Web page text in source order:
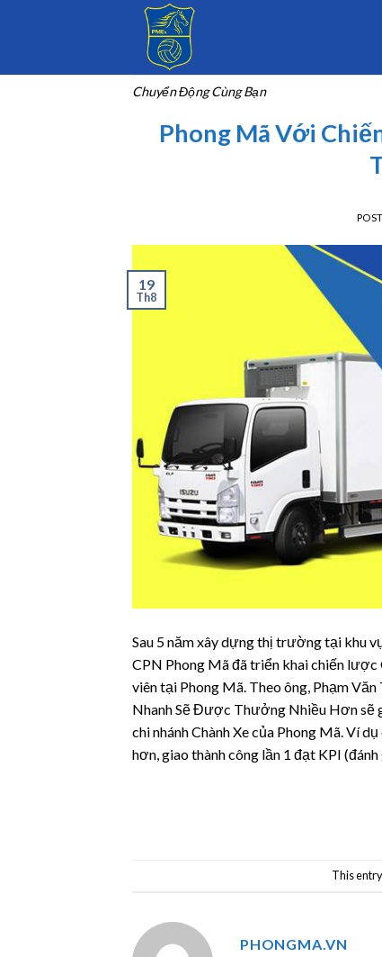
Chuyển Động Cùng Bạn
Phong Mã Với
19
Th8
Sau 5 năm xây dựng thị trường tại khu
CPN Phong Mã đã triển khai chiến
viên tại Phong Mã. Theo ông, Phạm
Nhanh Sẽ Được Thưởng Nhiều Hơn sẽ
chi nhánh Chành Xe của Phong Mã. Ví
hơn, giao thành công lần 1 đạt KPI
This
PHONGMA.VN